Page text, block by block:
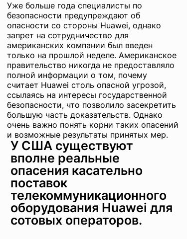
Уже больше года специалисты по
безопасности предупреждают об
опасности со стороны Huawei, однако
запрет на сотрудничество для
американских компании был введен
только на прошлой неделе. Американское
правительство никогда не предоставляло
полной информации о том, почему
считает Huawei столь опасной угрозой,
ссылаясь на интересы государственной
безопасности, что позволило засекретить
большую часть доказательств. Однако
очень важно понять корни таких опасений
и возможные результаты принятых мер.
У США существуют
вполне реальные
опасения касательно
поставок
телекоммуникационного
оборудования Huawei для
сотовых операторов.